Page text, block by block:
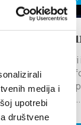
medija i
upotrebi
društvene
Directions
Arias
Kaštel
the stage
musical
traditional...